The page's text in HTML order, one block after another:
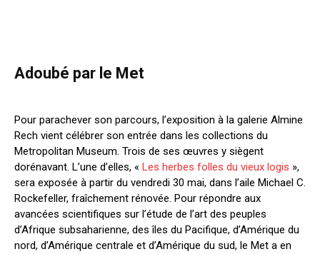
Adoubé par le Met
Pour parachever son parcours, l’exposition à la galerie Almine
Rech vient célébrer son entrée dans les collections du
Metropolitan Museum. Trois de ses œuvres y siègent
dorénavant. L’une d’elles, « Les herbes folles du vieux logis »,
sera exposée à partir du vendredi 30 mai, dans l’aile Michael C.
Rockefeller, fraîchement rénovée. Pour répondre aux
avancées scientifiques sur l’étude de l’art des peuples
d’Afrique subsaharienne, des îles du Pacifique, d’Amérique du
nord, d’Amérique centrale et d’Amérique du sud, le Met a en